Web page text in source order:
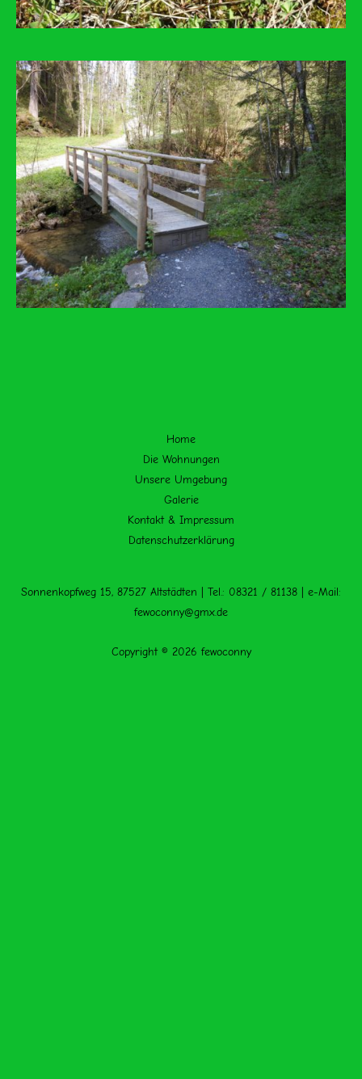
Home
Die Wohnungen
Unsere Umgebung
Galerie
Kontakt & Impressum
Datenschutzerklärung
Sonnenkopfweg 15, 87527 Altstädten | Tel.: 08321 / 81138 | e-Mail:
fewoconny@gmx.de
Copyright © 2026 fewoconny